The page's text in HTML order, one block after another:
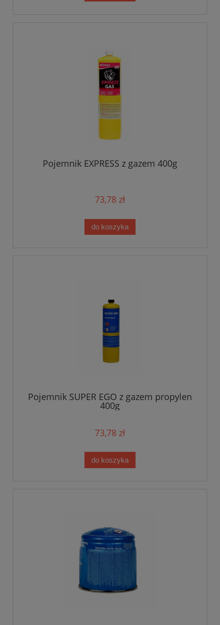
Pojemnik EXPRESS z gazem 400g
73,78 zł
do koszyka
Pojemnik SUPER EGO z gazem propylen
400g
73,78 zł
do koszyka